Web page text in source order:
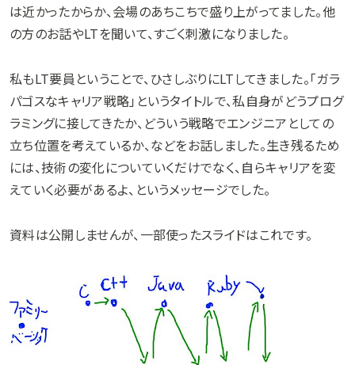
は近かったからか、会場のあちこちで盛り上がってました。他
の方のお話やLTを聞いて、すごく刺激になりました。
私もLT要員ということで、ひさしぶりにLTしてきました。「ガラ
パゴスなキャリア戦略」というタイトルで、私自身がどうプログ
ラミングに接してきたか、どういう戦略でエンジニアとしての
立ち位置を考えているか、などをお話しました。生き残るため
には、技術の変化についていくだけでなく、自らキャリアを変
えていく必要があるよ、というメッセージでした。
資料は公開しませんが、一部使ったスライドはこれです。